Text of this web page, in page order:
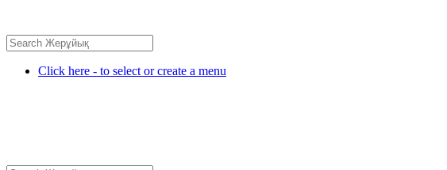
Click here - to select or create a menu